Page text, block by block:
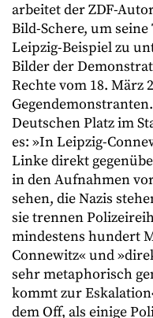
arbeitet der ZDF-
Bild-Schere, um
Leipzig-Beispiel zu
Bilder der
Rechte vom 18. März
Deutschen Platz im
es: »In Leipzig-
Linke direkt
in den Aufnahmen
sehen, die Nazis
sie trennen
mindestens hundert
Connewitz« und
sehr metaphorisch
kommt zur
dem Off, als einige